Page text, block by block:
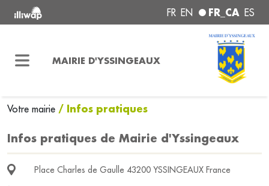
FR EN FR_CA ES
MAIRIE D'YSSINGEAUX
Votre mairie / Infos pratiques
Infos pratiques de Mairie d'Yssingeaux
Place Charles de Gaulle 43200 YSSINGEAUX France